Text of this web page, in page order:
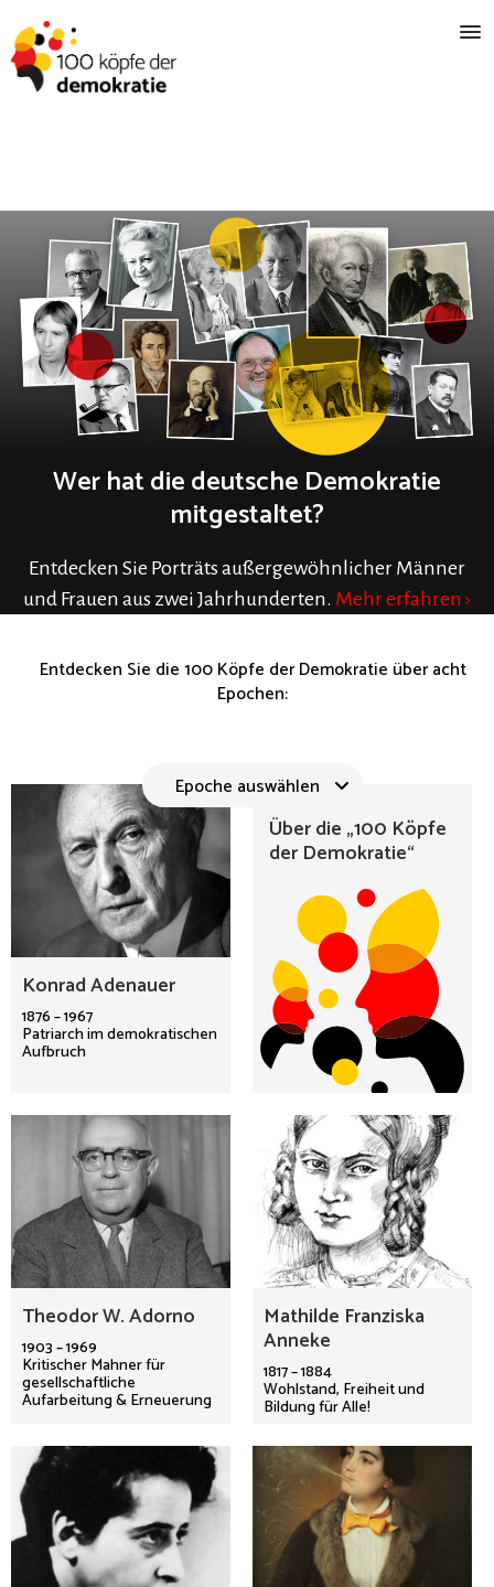
Wer hat die deutsche Demokratie
mitgestaltet?
Entdecken Sie Porträts außergewöhnlicher Männer
und Frauen aus zwei Jahrhunderten. Mehr erfahren ›
Entdecken Sie die 100 Köpfe der Demokratie über acht
Epochen:
Epoche auswählen
Konrad Adenauer
1876 – 1967
Patriarch im demokratischen
Aufbruch
Über die „100 Köpfe
der Demokratie“
Theodor W. Adorno
1903 – 1969
Kritischer Mahner für
gesellschaftliche
Aufarbeitung & Erneuerung
Mathilde Franziska
Anneke
1817 – 1884
Wohlstand, Freiheit und
Bildung für Alle!